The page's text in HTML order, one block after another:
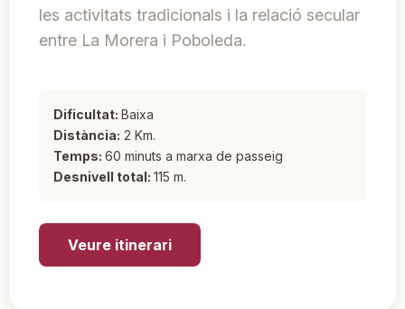
les activitats tradicionals i la relació secular
entre La Morera i Poboleda.
Dificultat: Baixa
Distància: 2 Km.
Temps: 60 minuts a marxa de passeig
Desnivell total: 115 m.
Veure itinerari